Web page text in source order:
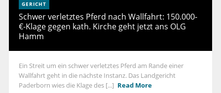
GERICHT
Schwer verletztes Pferd nach Wallfahrt: 150.000-
€-Klage gegen kath. Kirche geht jetzt ans OLG
Hamm
Ein Streit um ein schwer verletztes Pferd am Rande einer
Wallfahrt geht in die nächste Instanz. Das Landgericht
Paderborn wies die Klage des [...] Read More